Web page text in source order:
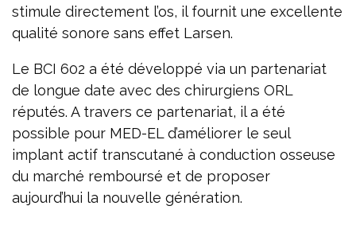
stimule directement l’os, il fournit une excellente
qualité sonore sans effet Larsen.
Le BCI 602 a été développé via un partenariat
de longue date avec des chirurgiens ORL
réputés. A travers ce partenariat, il a été
possible pour MED-EL d’améliorer le seul
implant actif transcutané à conduction osseuse
du marché remboursé et de proposer
aujourd’hui la nouvelle génération.